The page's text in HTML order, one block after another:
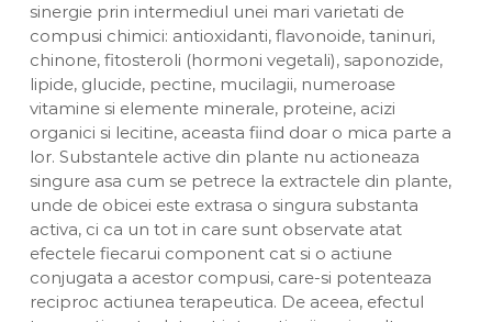
sinergie prin intermediul unei mari varietati de
compusi chimici: antioxidanti, flavonoide, taninuri,
chinone, fitosteroli (hormoni vegetali), saponozide,
lipide, glucide, pectine, mucilagii, numeroase
vitamine si elemente minerale, proteine, acizi
organici si lecitine, aceasta fiind doar o mica parte a
lor. Substantele active din plante nu actioneaza
singure asa cum se petrece la extractele din plante,
unde de obicei este extrasa o singura substanta
activa, ci ca un tot in care sunt observate atat
efectele fiecarui component cat si o actiune
conjugata a acestor compusi, care-si potenteaza
reciproc actiunea terapeutica. De aceea, efectul